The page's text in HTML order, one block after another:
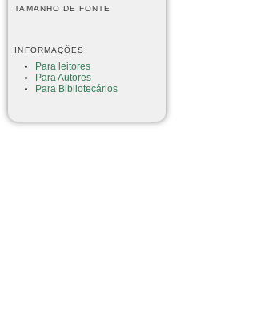
TAMANHO DE FONTE
INFORMAÇÕES
Para leitores
Para Autores
Para Bibliotecários